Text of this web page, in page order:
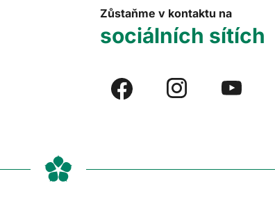
Zůstaňme v kontaktu na
sociálních sítích